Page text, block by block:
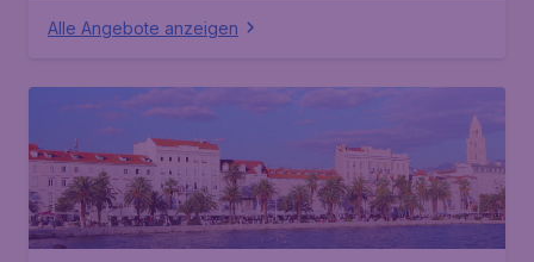
Alle Angebote anzeigen